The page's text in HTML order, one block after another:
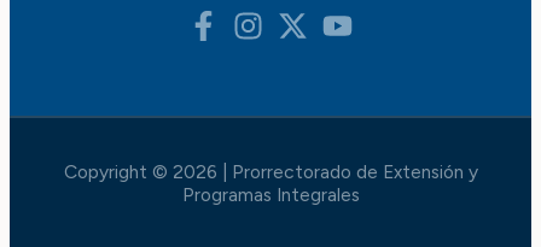
Copyright © 2026 | Prorrectorado de Extensión y
Programas Integrales